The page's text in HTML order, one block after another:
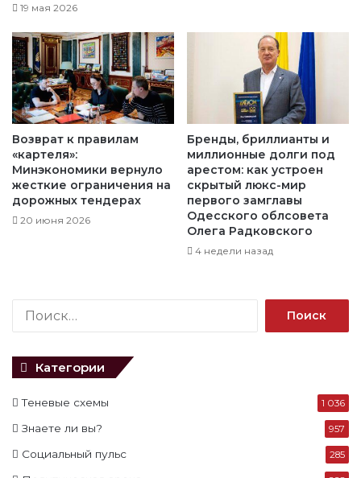
19 мая 2026
Возврат к правилам
«картеля»:
Минэкономики вернуло
жесткие ограничения на
дорожных тендерах
20 июня 2026
Бренды, бриллианты и
миллионные долги под
арестом: как устроен
скрытый люкс-мир
первого замглавы
Одесского облсовета
Олега Радковского
4 недели назад
Категории
Теневые схемы 1 036
Знаете ли вы? 957
Социальный пульс 285